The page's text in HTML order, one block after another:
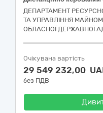
ДЕПАРТАМЕНТ
ТА УПРАВЛІННЯ
ОБЛАСНОЇ ДЕРЖАВНОЇ
Очікувана вартість
29 549 232,00
без ПДВ